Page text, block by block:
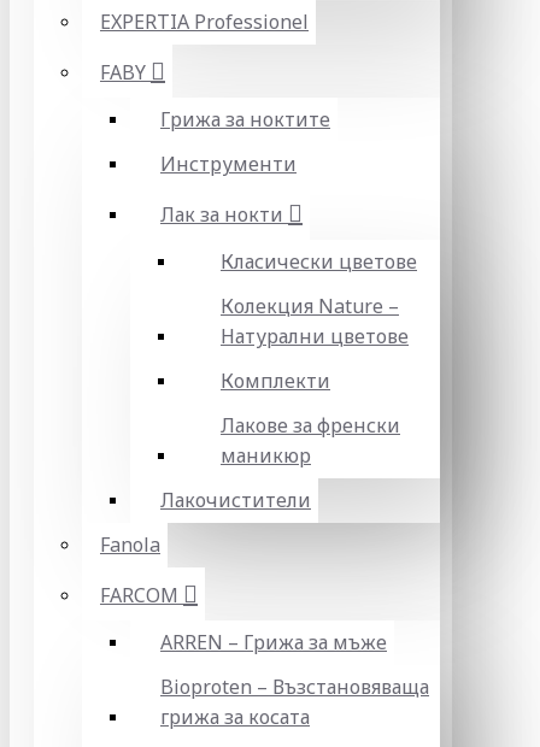
EXPERTIA Professionel
FABY
Грижа за ноктите
Инструменти
Лак за нокти
Класически цветове
Колекция Nature –
Натурални цветове
Комплекти
Лакове за френски
маникюр
Лакочистители
Fanola
FARCOM
ARREN – Грижа за мъже
Bioproten – Възстановяваща
грижа за косата